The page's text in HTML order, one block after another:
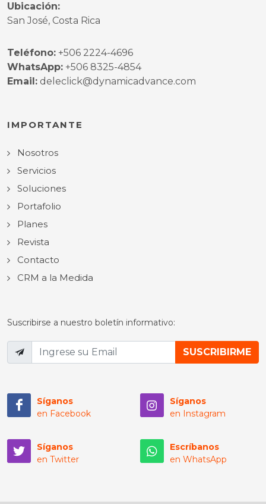
Ubicación:
San José, Costa Rica
Teléfono: +506 2224-4696
WhatsApp: +506 8325-4854
Email: deleclick@dynamicadvance.com
IMPORTANTE
Nosotros
Servicios
Soluciones
Portafolio
Planes
Revista
Contacto
CRM a la Medida
Suscribirse a nuestro boletín informativo:
Síganos
en Facebook
Síganos
en Instagram
Síganos
en Twitter
Escríbanos
en WhatsApp